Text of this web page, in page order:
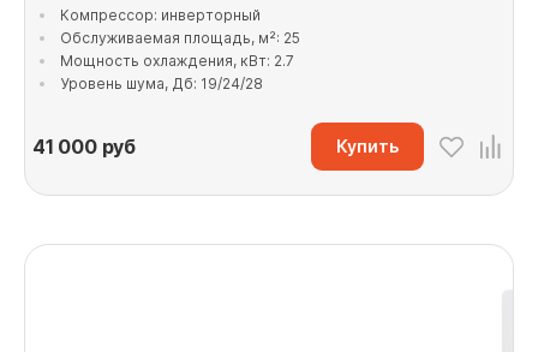
Компрессор: инверторный
Обслуживаемая площадь, м²: 25
Мощность охлаждения, кВт: 2.7
Уровень шума, Дб: 19/24/28
41 000руб Купить